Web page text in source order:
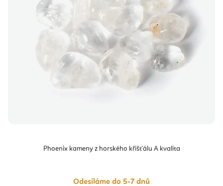
Phoenix kameny z horského křišťálu A kvalita
Odesíláme do 5-7 dnů